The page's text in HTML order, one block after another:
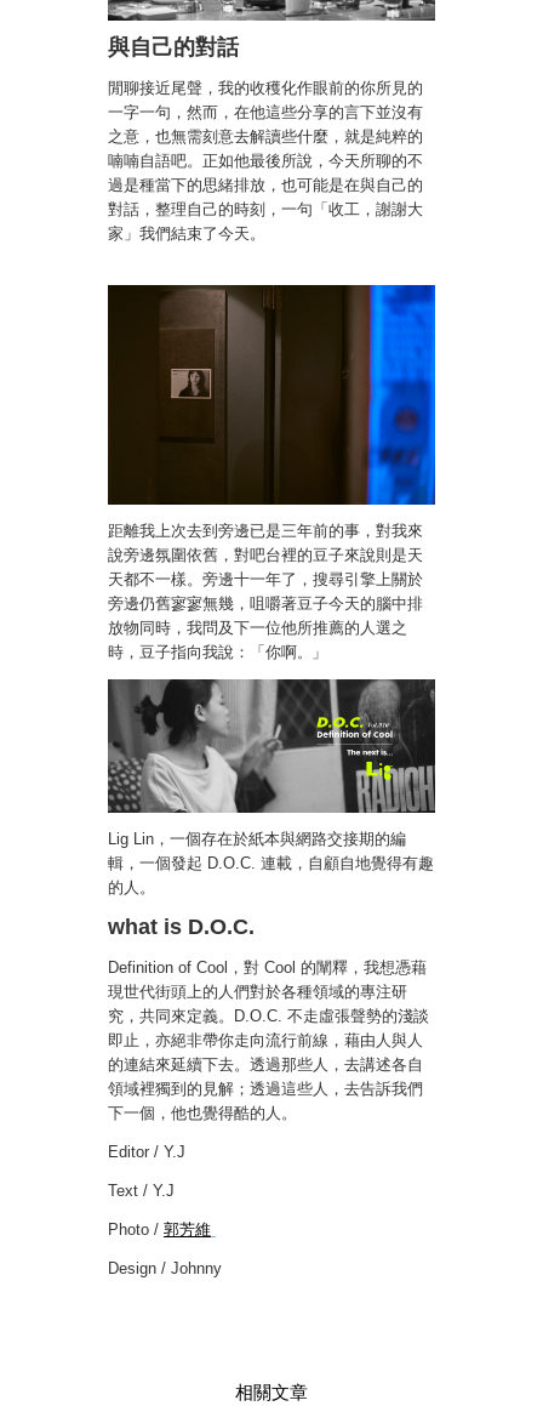
與自己的對話
閒聊接近尾聲，我的收穫化作眼前的你所見的
一字一句，然而，在他這些分享的言下並沒有
之意，也無需刻意去解讀些什麼，就是純粹的
喃喃自語吧。正如他最後所說，今天所聊的不
過是種當下的思緒排放，也可能是在與自己的
對話，整理自己的時刻，一句「收工，謝謝大
家」我們結束了今天。
距離我上次去到旁邊已是三年前的事，對我來
說旁邊氛圍依舊，對吧台裡的豆子來說則是天
天都不一樣。旁邊十一年了，搜尋引擎上關於
旁邊仍舊寥寥無幾，咀嚼著豆子今天的腦中排
放物同時，我問及下一位他所推薦的人選之
時，豆子指向我說：「你啊。 」
Lig Lin，一個存在於紙本與網路交接期的編
輯，一個發起 D.O.C. 連載，自顧自地覺得有趣
的人。
what is D.O.C.
Definition of Cool，對 Cool 的闡釋，我想憑藉
現世代街頭上的人們對於各種領域的專注研
究，共同來定義。D.O.C. 不走虛張聲勢的淺談
即止，亦絕非帶你走向流行前線，藉由人與人
的連結來延續下去。透過那些人，去講述各自
領域裡獨到的見解；透過這些人，去告訴我們
下一個，他也覺得酷的人。
Editor / Y.J
Text / Y.J
Photo / 郭芳維
Design / Johnny
相關文章